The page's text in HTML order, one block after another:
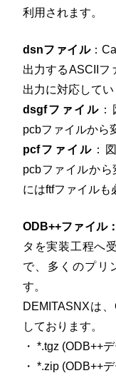
利用されます。
dsnファイル：
出力するASCIIフ
出力に対応してい
dsgfファイル
pcbファイルから
pcfファイル ：
pcbファイルか
にはftfファイルも
ODB++ファイル
タを実装工程へ
で、多くのプリ
す。
DEMITASNXは
しております。
・ *.tgz (ODB++
・ *.zip (ODB++